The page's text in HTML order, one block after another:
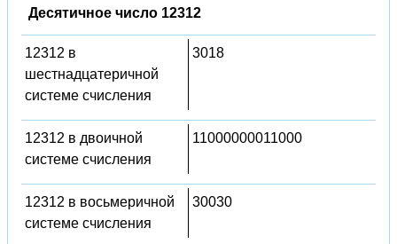
Десятичное число 12312
12312 в
шестнадцатеричной
системе счисления
3018
12312 в двоичной
системе счисления
11000000011000
12312 в восьмеричной
системе счисления
30030